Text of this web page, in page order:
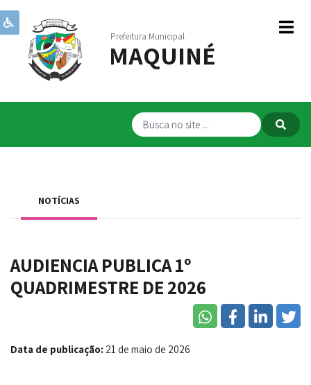
Prefeitura Municipal
MAQUINÉ
Institucional
Governo
Serviços
Servidores
NOTÍCIAS
AUDIENCIA PUBLICA 1º
QUADRIMESTRE DE 2026
Data de publicação: 21 de maio de 2026